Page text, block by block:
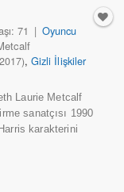
71 | Oyuncu
,Gizli İlişkiler
Laurie Metcalf
sanatçısı 1990
karakterini